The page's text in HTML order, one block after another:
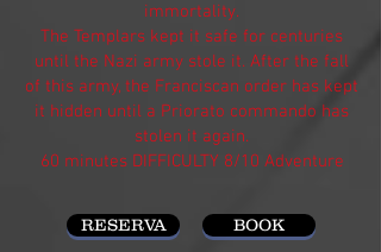
immortality.
The Templars kept it safe for centuries
until the Nazi army stole it. After the fall
of this army, the Franciscan order has kept
it hidden until a Priorato commando has
stolen it again.
60 minutes DIFFICULTY 8/10 Adventure
RESERVA BOOK